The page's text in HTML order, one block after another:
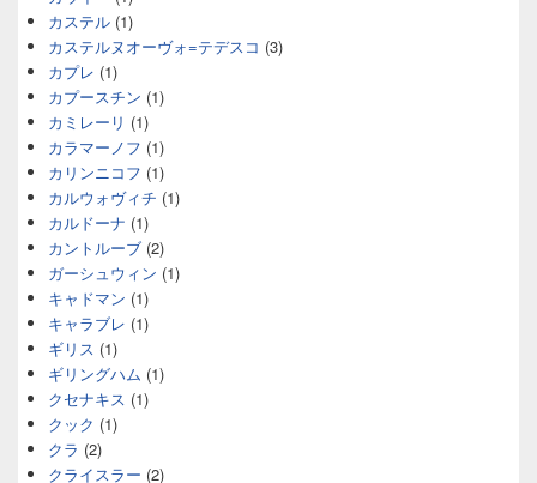
カステル (1)
カステルヌオーヴォ=テデスコ (3)
カプレ (1)
カプースチン (1)
カミレーリ (1)
カラマーノフ (1)
カリンニコフ (1)
カルウォヴィチ (1)
カルドーナ (1)
カントルーブ (2)
ガーシュウィン (1)
キャドマン (1)
キャラブレ (1)
ギリス (1)
ギリングハム (1)
クセナキス (1)
クック (1)
クラ (2)
クライスラー (2)